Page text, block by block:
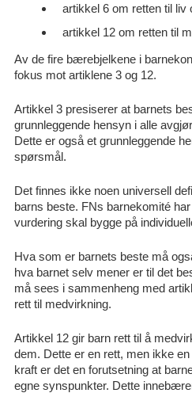
artikkel 6 om retten til liv
artikkel 12 om retten til
Av de fire bærebjelkene i
fokus mot artiklene 3 og 12.
Artikkel 3 presiserer at barnets
grunnleggende hensyn i alle
Dette er også et grunnleggende
spørsmål.
Det finnes ikke noen universell
barns beste. FNs barnekomité
vurdering skal bygge på
Hva som er barnets beste må
hva barnet selv mener er til det
må sees i sammenheng med
rett til medvirkning.
Artikkel 12 gir barn rett til å
dem. Dette er en rett, men ikke
kraft er det en forutsetning at
egne synspunkter. Dette